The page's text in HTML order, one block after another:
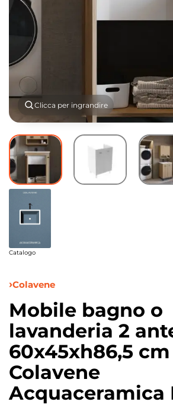
Clicca per ingrandire
Catalogo
Colavene
Mobile bagno o
lavanderia 2
60x45xh86,5 cm
Colavene
Acquaceramica